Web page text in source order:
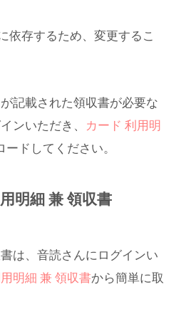
依存するため、変更するこ
記載された領収書が必要な
ンいただき、 カード 利用明
ドしてください。
明細 兼 領収書
は、音読さんにログインい
明細 兼 領収書から簡単に取